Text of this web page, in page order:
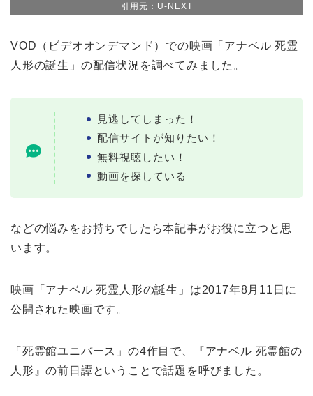
引用元：U-NEXT
VOD（ビデオオンデマンド）での映画「アナベル 死霊
人形の誕生」の配信状況を調べてみました。
見逃してしまった！
配信サイトが知りたい！
無料視聴したい！
動画を探している
などの悩みをお持ちでしたら本記事がお役に立つと思
います。
映画「アナベル 死霊人形の誕生」は2017年8月11日に
公開された映画です。
「死霊館ユニバース」の4作目で、『アナベル 死霊館の
人形』の前日譚ということで話題を呼びました。